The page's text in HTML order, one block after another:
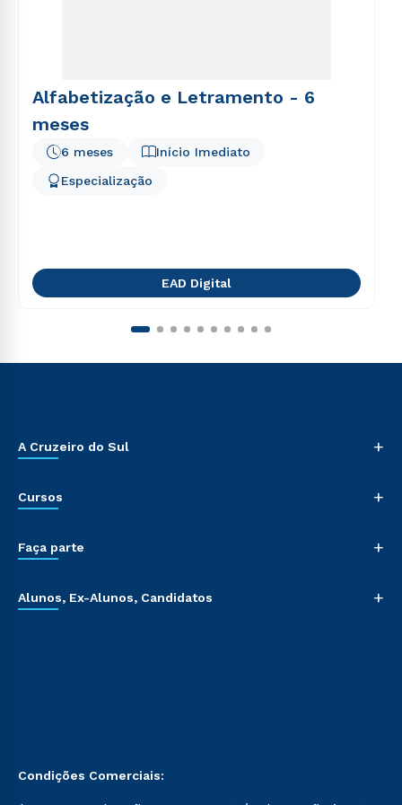
Alfabetização e Letramento - 6
meses
Início Imediato
6 meses
Especialização
EAD Digital
A Cruzeiro do Sul +
Cursos +
Faça parte +
Alunos, Ex-Alunos, Candidatos +
Condições Comerciais: